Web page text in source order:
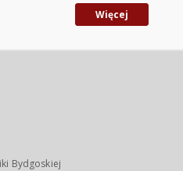
Więcej
Bydgoskiej